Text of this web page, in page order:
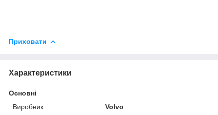
Приховати
Характеристики
Основні
Виробник
Volvo